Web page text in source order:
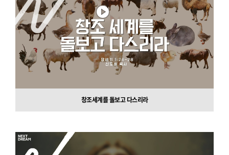
창조세계를 돌보고 다스리라